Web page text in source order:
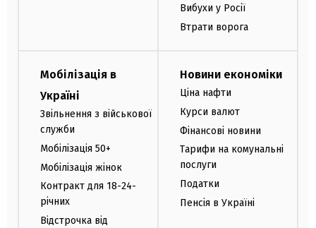
Вибухи у Росії
Втрати ворога
Мобілізація в
Україні
Звільнення з військової
служби
Мобілізація 50+
Мобілізація жінок
Контракт для 18-24-
річних
Відстрочка від
Новини економіки
Ціна нафти
Курси валют
Фінансові новини
Тарифи на комунальні
послуги
Податки
Пенсія в Україні